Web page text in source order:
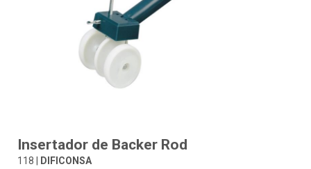
Insertador de Backer Rod
118 | DIFICONSA